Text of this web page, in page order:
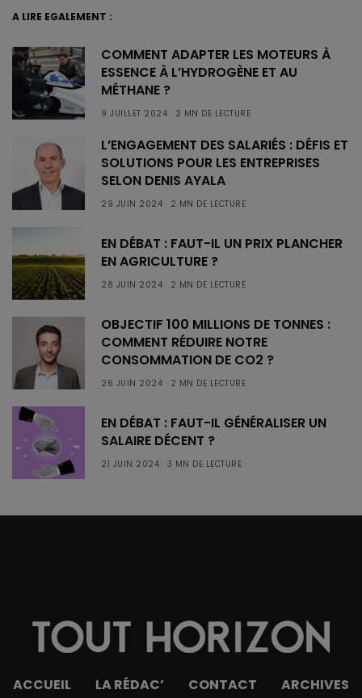
A LIRE EGALEMENT :
COMMENT ADAPTER LES MOTEURS À
ESSENCE À L’HYDROGÈNE ET AU
MÉTHANE ?
9 JUILLET 2024 2 MN DE LECTURE
L’ENGAGEMENT DES SALARIÉS : DÉFIS ET
SOLUTIONS POUR LES ENTREPRISES
SELON DENIS AYALA
29 JUIN 2024 2 MN DE LECTURE
EN DÉBAT : FAUT-IL UN PRIX PLANCHER
EN AGRICULTURE ?
28 JUIN 2024 2 MN DE LECTURE
OBJECTIF 100 MILLIONS DE TONNES :
COMMENT RÉDUIRE NOTRE
CONSOMMATION DE CO2 ?
26 JUIN 2024 2 MN DE LECTURE
EN DÉBAT : FAUT-IL GÉNÉRALISER UN
SALAIRE DÉCENT ?
21 JUIN 2024 3 MN DE LECTURE
ACCUEIL LA RÉDAC’ CONTACT ARCHIVES